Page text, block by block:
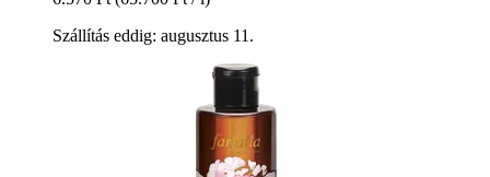
Szállítás eddig: augusztus 11.